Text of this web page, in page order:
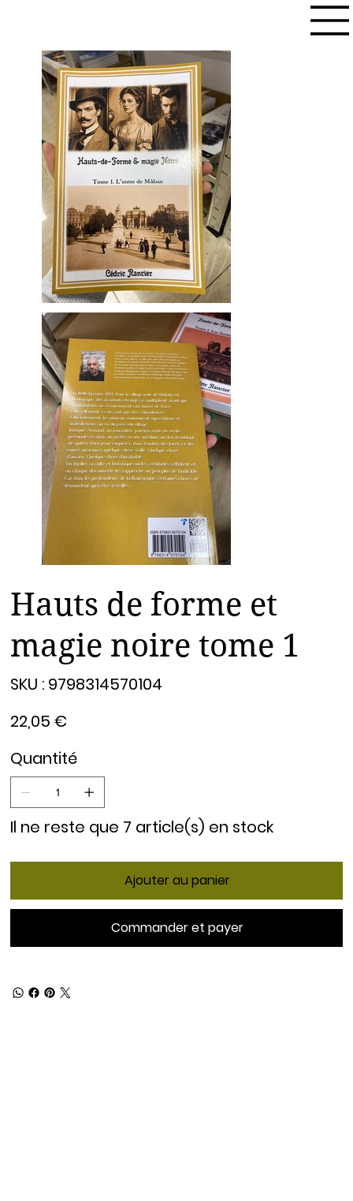
Hauts de forme et
magie noire tome 1
SKU : 9798314570104
9798314570104
22,05 €
Quantité
Il ne reste que 7 article(s) en stock
Ajouter au panier
Commander et payer